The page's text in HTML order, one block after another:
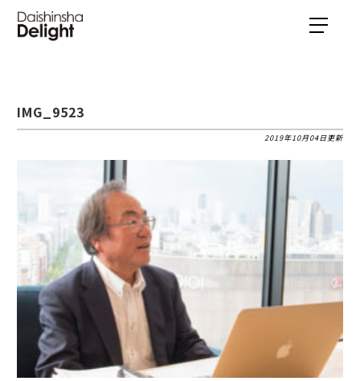
IMG_9523
2019年10月04日更新